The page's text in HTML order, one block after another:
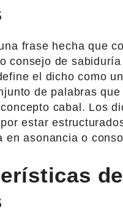
frase hecha que
consejo de sabiduría
el dicho como
de palabras que
cabal. Los
estar
en asonancia o